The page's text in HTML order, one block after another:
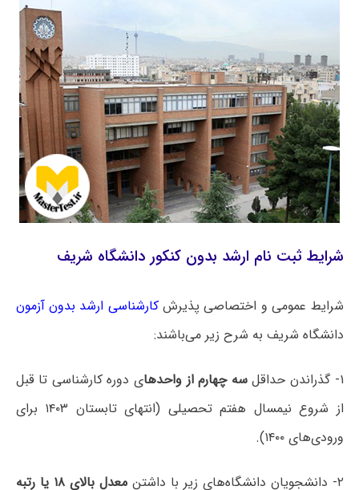
شرایط ثبت نام ارشد بدون کنکور دانشگاه شریف
شرایط عمومی و اختصاصی پذیرشکارشناسی ارشد بدون آزمون
دانشگاه ‌شریف به شرح زیر می‌باشند:
۱- گذراندن حداقل سه چهارم از واحدهای دوره کارشناسی تا قبل
از شروع نیمسال هفتم تحصیلی (انتهای تابستان ۱۴۰۳ برای
ورودی‌های ۱۴۰۰).
۲- دانشجویان دانشگاه‌های زیر با داشتن معدل بالای ۱۸ یا رتبه